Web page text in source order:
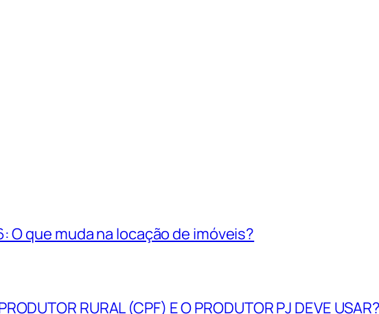
O que muda na locação de imóveis?
RURAL (CPF) E O PRODUTOR PJ DEVE USAR?